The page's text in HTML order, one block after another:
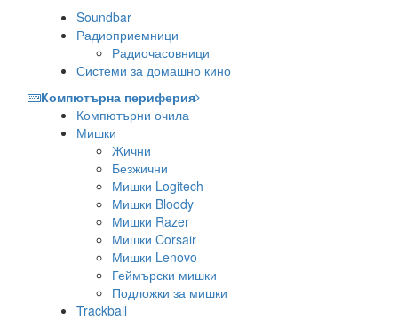
Soundbar
Радиоприемници
Радиочасовници
Системи за домашно кино
Компютърна периферия
Компютърни очила
Мишки
Жични
Безжични
Мишки Logitech
Мишки Bloody
Мишки Razer
Мишки Corsair
Мишки Lenovo
Геймърски мишки
Подложки за мишки
Trackball